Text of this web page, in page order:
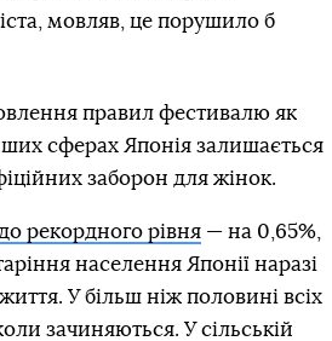
мовляв, це порушило б
правил фестивалю як
сферах Японія залишається
заборон для жінок.
рекордного рівня— на 0,65%,
населення Японії наразі
У більш ніж половині всіх
зачиняються. У сільській